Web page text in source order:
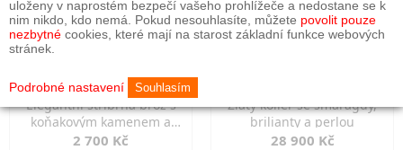
Elegantní stříbrná brož s
koňakovým kamenem a
markazity
2 700 Kč
Zlatý kolier se smaragdy,
brilianty a perlou
28 900 Kč
uloženy v naprostém bezpečí vašeho prohlížeče a nedostane se k
nim nikdo, kdo nemá. Pokud nesouhlasíte, můžete povolit pouze
nezbytné cookies, které mají na starost základní funkce webových
stránek.
Podrobné nastavení Souhlasím